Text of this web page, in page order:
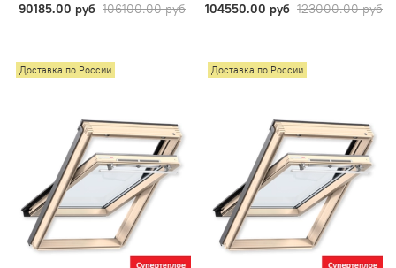
90185.00 руб 106100.00 руб
104550.00 руб 123000.00 руб
Доставка по России Доставка по России